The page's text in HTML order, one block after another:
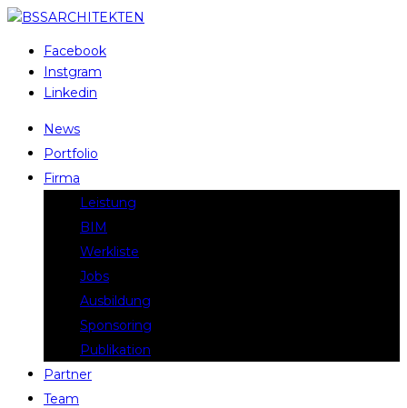
Facebook
Instgram
Linkedin
News
Portfolio
Firma
Leistung
BIM
Werkliste
Jobs
Ausbildung
Sponsoring
Publikation
Partner
Team